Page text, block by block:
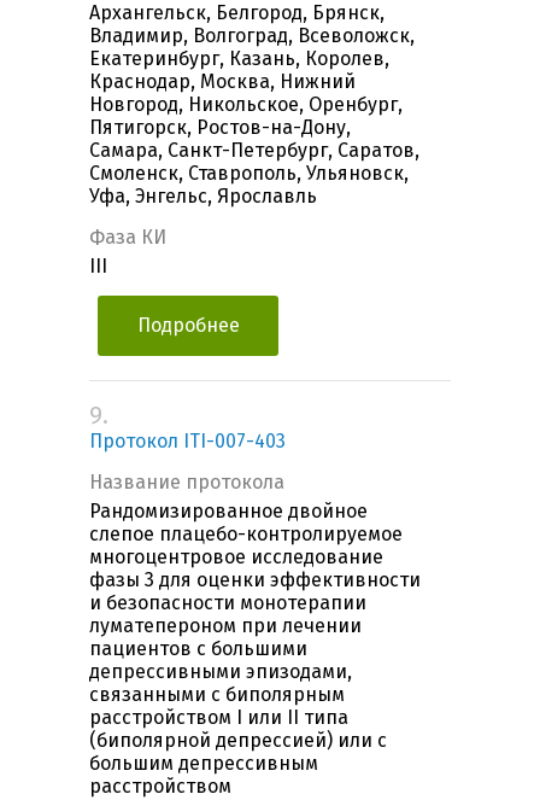
Архангельск, Белгород, Брянск,
Владимир, Волгоград, Всеволожск,
Екатеринбург, Казань, Королев,
Краснодар, Москва, Нижний
Новгород, Никольское, Оренбург,
Пятигорск, Ростов-на-Дону,
Самара, Санкт-Петербург, Саратов,
Смоленск, Ставрополь, Ульяновск,
Уфа, Энгельс, Ярославль
Фаза КИ
Подробнее
9.
Протокол ITI-007-403
Название протокола
Рандомизированное двойное
слепое плацебо-контролируемое
многоцентровое исследование
фазы 3 для оценки эффективности
и безопасности монотерапии
луматепероном при лечении
пациентов с большими
депрессивными эпизодами,
связанными с биполярным
расстройством I или II типа
(биполярной депрессией) или с
большим депрессивным
расстройством